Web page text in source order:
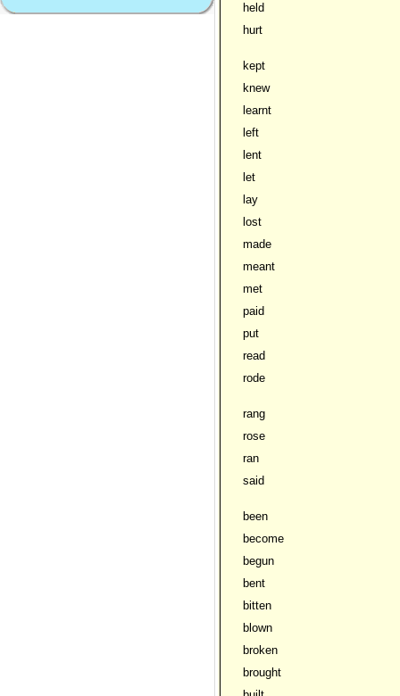
held
hurt
kept
knew
learnt
left
lent
let
lay
lost
made
meant
met
paid
put
read
rode
rang
rose
ran
said
been
become
begun
bent
bitten
blown
broken
brought